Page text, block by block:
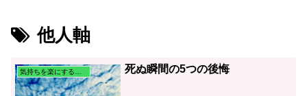
他人軸
死ぬ瞬間の5つの後悔